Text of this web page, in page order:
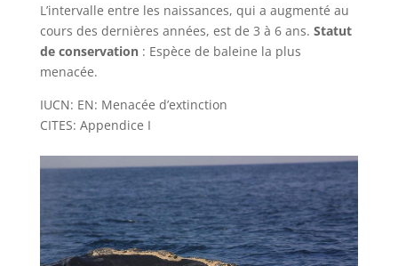
L’intervalle entre les naissances, qui a augmenté au
cours des dernières années, est de 3 à 6 ans. Statut
de conservation : Espèce de baleine la plus
menacée.
IUCN: EN: Menacée d’extinction
CITES: Appendice I